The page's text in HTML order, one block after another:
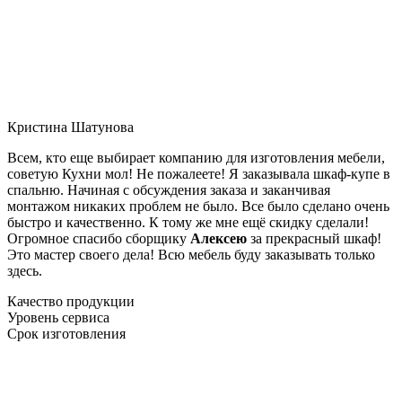
Кристина Шатунова
Всем, кто еще выбирает компанию для изготовления мебели,
советую Кухни мол! Не пожалеете! Я заказывала шкаф-купе в
спальню. Начиная с обсуждения заказа и заканчивая
монтажом никаких проблем не было. Все было сделано очень
быстро и качественно. К тому же мне ещё скидку сделали!
Огромное спасибо сборщику Алексею за прекрасный шкаф!
Это мастер своего дела! Всю мебель буду заказывать только
здесь.
Качество продукции
Уровень сервиса
Срок изготовления